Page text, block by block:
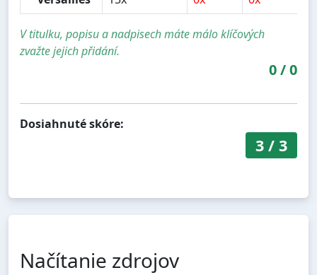
V titulku, popisu a nadpisech máte málo klíčových
zvažte jejich přidání.
0/0
Dosiahnuté skóre:
3/ 3
Načítanie zdrojov